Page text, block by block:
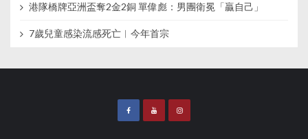
港隊橋牌亞洲盃奪2金2銅 單偉彪：男團衛冕「贏自己」
7歲兒童感染流感死亡︱今年首宗